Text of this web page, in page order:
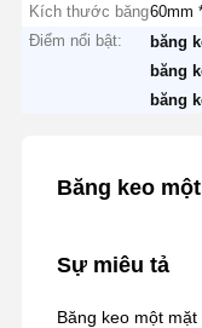
Kích thước băng60mm
Điểm nổi bật:
băng
băng
băng
Băng keo
Sự miêu tả
Băng keo một